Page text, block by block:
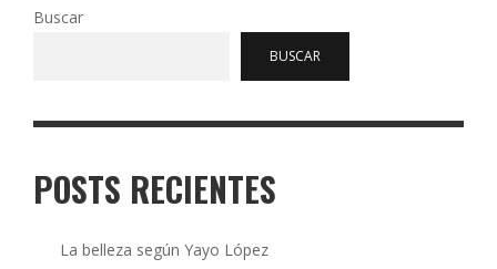
Buscar
BUSCAR
POSTS RECIENTES
La belleza según Yayo López